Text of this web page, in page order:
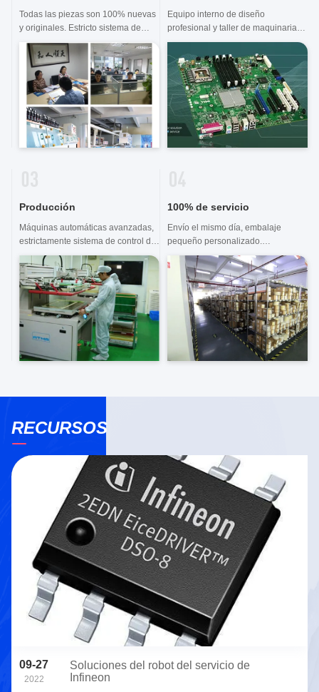
Todas las piezas son 100% nuevas
y originales. Estricto sistema de
control de calidad y laboratorio de
pruebas profesional.
Equipo interno de diseño
profesional y taller de maquinaria
avanzada. Podemos cooperar para
desarrollar los productos que
necesita.
Producción
Máquinas automáticas avanzadas,
estrictamente sistema de control del
proceso. Podemos fabricar todos
los terminales eléctricos más allá de
su demanda.
100% de servicio
Envío el mismo día, embalaje
pequeño personalizado.
Componentes y PCBA en servicio
de parada
RECURSOS
09-27
2022
Soluciones del robot del servicio de
Infineon